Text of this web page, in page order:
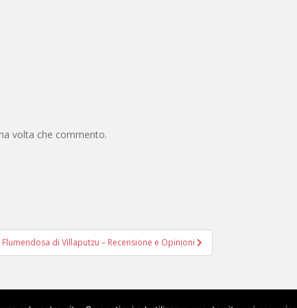
volta che commento.
di Villaputzu – Recensione e Opinioni